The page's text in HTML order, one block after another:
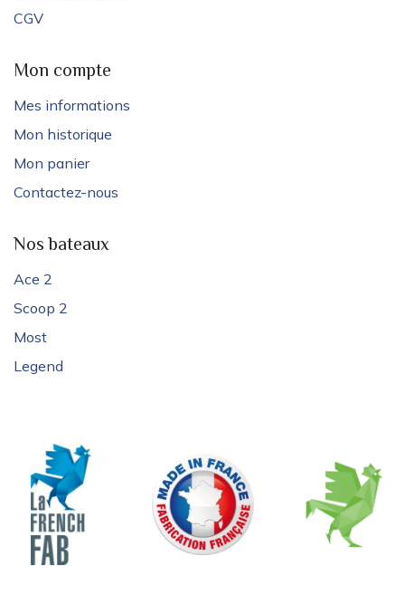
CGV
Mon compte
Mes informations
Mon historique
Mon panier
Contactez-nous
Nos bateaux
Ace 2
Scoop 2
Most
Legend